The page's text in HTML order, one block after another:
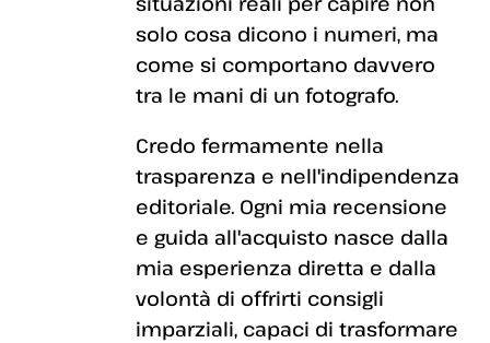
solo cosa dicono i numeri, ma
come si comportano davvero
tra le mani di un fotografo.
Credo fermamente nella
trasparenza e nell'indipendenza
editoriale. Ogni mia recensione
e guida all'acquisto nasce dalla
mia esperienza diretta e dalla
volontà di offrirti consigli
imparziali, capaci di trasformare